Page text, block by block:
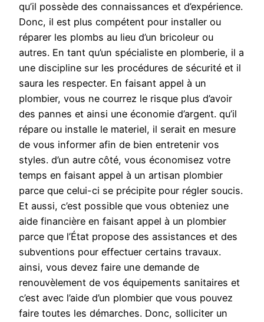
qu’il possède des connaissances et d’expérience.
Donc, il est plus compétent pour installer ou
réparer les plombs au lieu d’un bricoleur ou
autres. En tant qu’un spécialiste en plomberie, il a
une discipline sur les procédures de sécurité et il
saura les respecter. En faisant appel à un
plombier, vous ne courrez le risque plus d’avoir
des pannes et ainsi une économie d’argent. qu’il
répare ou installe le materiel, il serait en mesure
de vous informer afin de bien entretenir vos
styles. d’un autre côté, vous économisez votre
temps en faisant appel à un artisan plombier
parce que celui-ci se précipite pour régler soucis.
Et aussi, c’est possible que vous obteniez une
aide financière en faisant appel à un plombier
parce que l’État propose des assistances et des
subventions pour effectuer certains travaux.
ainsi, vous devez faire une demande de
renouvèlement de vos équipements sanitaires et
c’est avec l’aide d’un plombier que vous pouvez
faire toutes les démarches. Donc, solliciter un